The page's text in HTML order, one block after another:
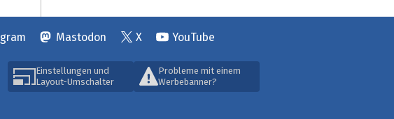
Mastodon X YouTube
Einstellungen und
Layout-Umschalter
Probleme mit einem
Werbebanner?